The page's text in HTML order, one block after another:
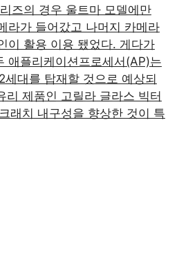
즈의 경우 울트마 모델에만
라가 들어갔고 나머지 카메라
이 활용 이용 됐었다. 게다가
애플리케이션프로세서(AP)는
세대를 탑재할 것으로 예상되
리 제품인 고릴라 글라스 빅터
래치 내구성을 향상한 것이 특